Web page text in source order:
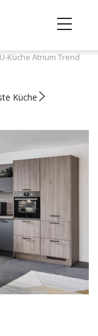
U-Küche Atrium Trend
Küche